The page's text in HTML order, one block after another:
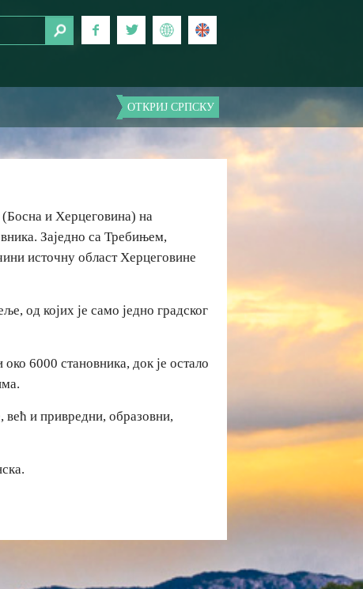
ОТКРИЈ СРПСКУ
(Босна и Херцеговина) на
Заједно са Требињем,
источну област Херцеговине
од којих је само једно градског
6000 становника, док је остало
већ и привредни, образовни,